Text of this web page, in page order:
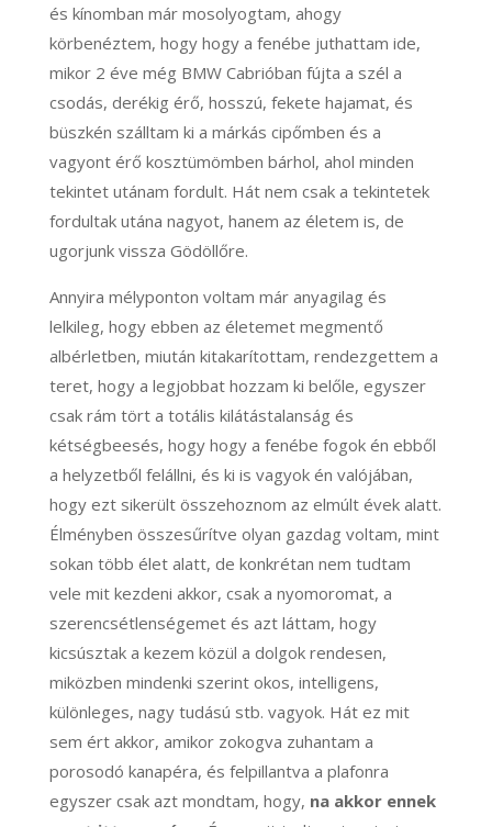
és kínomban már mosolyogtam, ahogy
körbenéztem, hogy hogy a fenébe juthattam ide,
mikor 2 éve még BMW Cabrióban fújta a szél a
csodás, derékig érő, hosszú, fekete hajamat, és
büszkén szálltam ki a márkás cipőmben és a
vagyont érő kosztümömben bárhol, ahol minden
tekintet utánam fordult. Hát nem csak a tekintetek
fordultak utána nagyot, hanem az életem is, de
ugorjunk vissza Gödöllőre.
Annyira mélyponton voltam már anyagilag és
lelkileg, hogy ebben az életemet megmentő
albérletben, miután kitakarítottam, rendezgettem a
teret, hogy a legjobbat hozzam ki belőle, egyszer
csak rám tört a totális kilátástalanság és
kétségbeesés, hogy hogy a fenébe fogok én ebből
a helyzetből felállni, és ki is vagyok én valójában,
hogy ezt sikerült összehoznom az elmúlt évek alatt.
Élményben összesűrítve olyan gazdag voltam, mint
sokan több élet alatt, de konkrétan nem tudtam
vele mit kezdeni akkor, csak a nyomoromat, a
szerencsétlenségemet és azt láttam, hogy
kicsúsztak a kezem közül a dolgok rendesen,
miközben mindenki szerint okos, intelligens,
különleges, nagy tudású stb. vagyok. Hát ez mit
sem ért akkor, amikor zokogva zuhantam a
porosodó kanapéra, és felpillantva a plafonra
egyszer csak azt mondtam, hogy, na akkor ennek